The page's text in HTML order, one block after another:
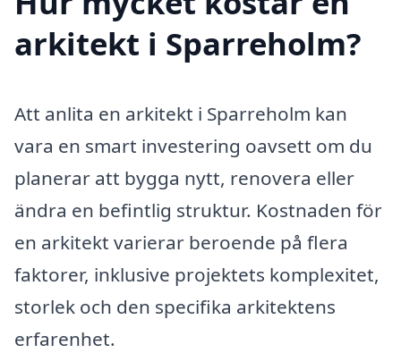
arkitekt i Sparreholm?
Att anlita en arkitekt i Sparreholm kan
vara en smart investering oavsett om du
planerar att bygga nytt, renovera eller
ändra en befintlig struktur. Kostnaden för
en arkitekt varierar beroende på flera
faktorer, inklusive projektets komplexitet,
storlek och den specifika arkitektens
erfarenhet.